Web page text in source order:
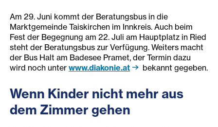
Am 29. Juni kommt der Beratungsbus in die
Marktgemeinde Taiskirchen im Innkreis. Auch beim
Fest der Begegnung am 22. Juli am Hauptplatz in Ried
steht der Beratungsbus zur Verfügung. Weiters macht
der Bus Halt am Badesee Pramet, der Termin dazu
wird noch unter www.diakonie.at bekannt gegeben.
Wenn Kinder nicht mehr aus
dem Zimmer gehen